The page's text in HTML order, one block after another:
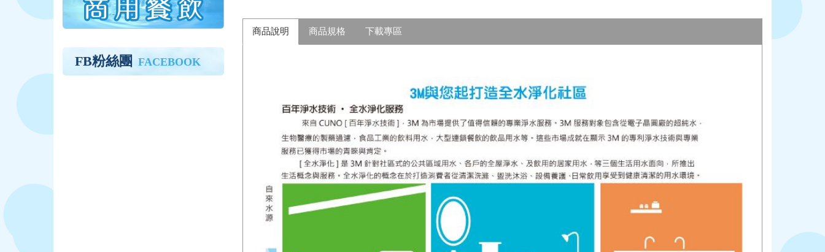
商品說明 商品規格 下載專區
FB粉絲團 FACEBOOK